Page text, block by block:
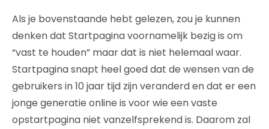
Als je bovenstaande hebt gelezen, zou je kunnen
denken dat Startpagina voornamelijk bezig is om
“vast te houden” maar dat is niet helemaal waar.
Startpagina snapt heel goed dat de wensen van de
gebruikers in 10 jaar tijd zijn veranderd en dat er een
jonge generatie online is voor wie een vaste
opstartpagina niet vanzelfsprekend is. Daarom zal